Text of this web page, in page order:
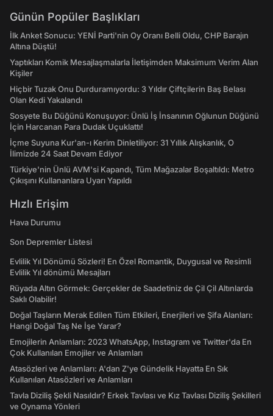
Günün Popüler Başlıkları
İlk Anket Sonucu: YENİ Parti'nin Oy Oranı Belli Oldu, CHP Barajın
Altına Düştü!
Yaptıkları Komik Mesajlaşmalarla İletişimden Maksimum Verim Alan
Kişiler
Hiçbir Tuzak Onu Durduramıyordu: 3 Yıldır Çiftçilerin Baş Belası
Olan Kedi Yakalandı
Sosyete Bu Düğünü Konuşuyor: Ünlü İş İnsanının Oğlunun Düğünü
İçin Harcanan Para Dudak Uçuklattı!
İçme Suyuna Kur'an-ı Kerim Dinletiliyor: 31 Yıllık Alışkanlık, O
İlimizde 24 Saat Devam Ediyor
Türkiye'nin Ünlü AVM'si Kapandı, Tüm Mağazalar Boşaltıldı: Metro
Çıkışını Kullananlara Uyarı Yapıldı
Hızlı Erişim
Hava Durumu
Son Depremler Listesi
Evlilik Yıl Dönümü Sözleri! En Özel Romantik, Duygusal ve Resimli
Evlilik Yıl dönümü Mesajları
Rüyada Altın Görmek: Gerçekler de Saadetiniz de Çil Çil Altınlarda
Saklı Olabilir!
Doğal Taşların Merak Edilen Tüm Etkileri, Enerjileri ve Şifa Alanları:
Hangi Doğal Taş Ne İşe Yarar?
Emojilerin Anlamları: 2023 WhatsApp, Instagram ve Twitter'da En
Çok Kullanılan Emojiler ve Anlamları
Atasözleri ve Anlamları: A'dan Z'ye Gündelik Hayatta En Sık
Kullanılan Atasözleri ve Anlamları
Tavla Diziliş Şekli Nasıldır? Erkek Tavlası ve Kız Tavlası Diziliş Şekilleri
ve Oynama Yönleri